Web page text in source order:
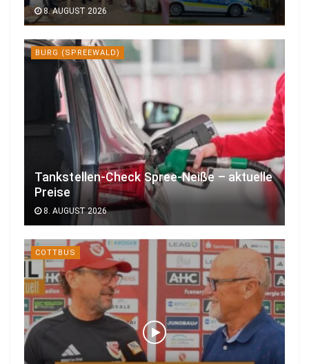
8. AUGUST 2026
BURG (SPREEWALD)
Tankstellen-Check Spree-Neiße – aktuelle
Preise
8. AUGUST 2026
COTTBUS